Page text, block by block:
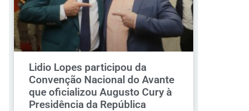
Lidio Lopes participou da
Convenção Nacional do Avante
que oficializou Augusto Cury à
Presidência da República